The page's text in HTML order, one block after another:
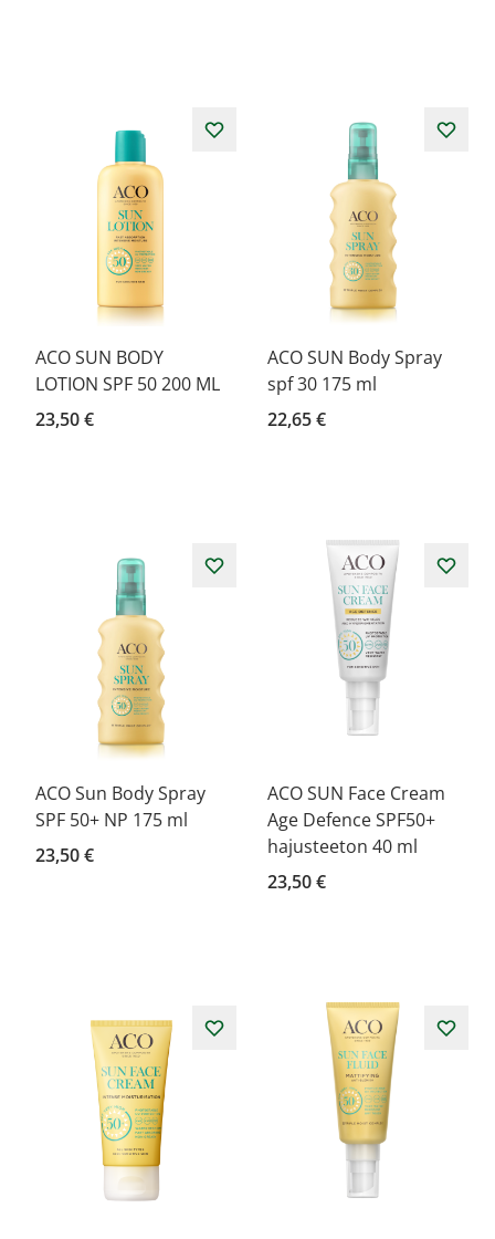
ACO SUN BODY
LOTION SPF 50 200 ML
23,50 €
ACO SUN Body Spray
spf 30 175 ml
22,65 €
ACO Sun Body Spray
SPF 50+ NP 175 ml
23,50 €
ACO SUN Face Cream
Age Defence SPF50+
hajusteeton 40 ml
23,50 €